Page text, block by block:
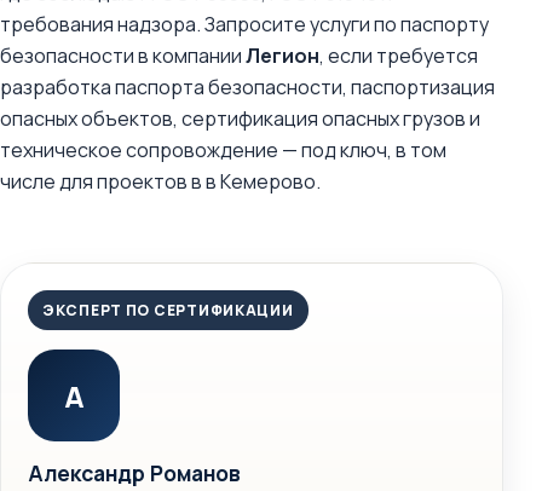
требования надзора. Запросите услуги по паспорту
безопасности в компанииЛегион, если требуется
разработка паспорта безопасности, паспортизация
опасных объектов, сертификация опасных грузов и
техническое сопровождение — под ключ, в том
числе для проектов в в Кемерово.
ЭКСПЕРТ ПО СЕРТИФИКАЦИИ
А
Александр Романов